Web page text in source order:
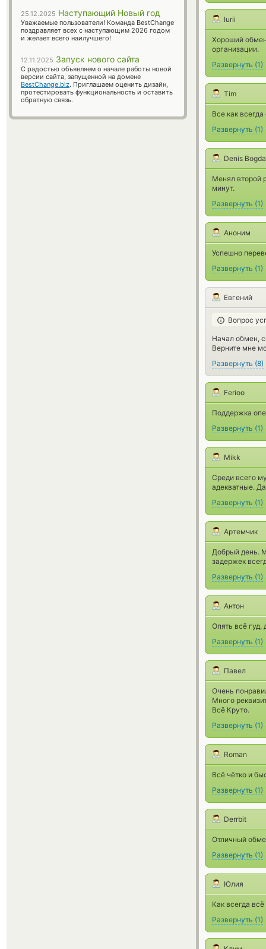
Iurii
Хороший
организации.
Развернуть (1)
Tim
Все как
Развернуть (1)
Denis
Менял второй
минут.
Развернуть (1)
Аноним
Успешно
Развернуть (1)
Евгений
Вопрос
Начал обмен,
Верните мне
Развернуть (8)
Ferioo
Поддержка
Развернуть (1)
Mikk
Среди всего
адекватные.
Развернуть (1)
Артемчик
Добрый день.
задержек
Развернуть (1)
Антон
Опять всё гуд,
Развернуть (1)
Павел
Очень
Много
Всё Круто.
Развернуть (1)
Roman
Всё чётко и
Развернуть (1)
Derrbit
Отличный
Развернуть (1)
Юлия
Как всегда
Развернуть (1)
25.12.2025 Наступающий Новый год
Уважаемые пользователи! Команда BestChange
поздравляет всех с наступающим 2026 годом
и желает всего наилучшего!
12.11.2025 Запуск нового сайта
С радостью объявляем о начале работы новой
версии сайта, запущенной на домене
BestChange.biz. Приглашаем оценить дизайн,
протестировать функциональность и оставить
обратную связь.